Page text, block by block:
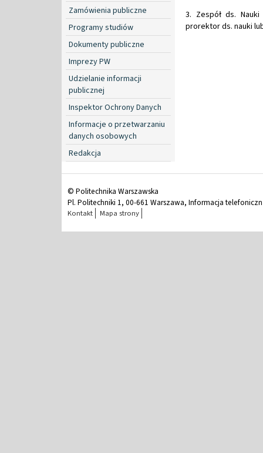
Zamówienia publiczne
Programy studiów
Dokumenty publiczne
Imprezy PW
Udzielanie informacji
publicznej
Inspektor Ochrony Danych
Informacje o przetwarzaniu
danych osobowych
Redakcja
3. Zespół ds.
prorektor ds. nauki
© Politechnika Warszawska
Pl. Politechniki 1, 00-661 Warszawa, Informacja
Kontakt Mapa strony